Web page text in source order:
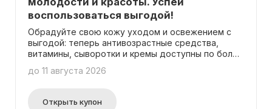
воспользоваться выгодой!
Обрадуйте свою кожу уходом и освежением с
выгодой: теперь антивозрастные средства,
витамины, сыворотки и кремы доступны по более
до 11 августа 2026
Открыть купон